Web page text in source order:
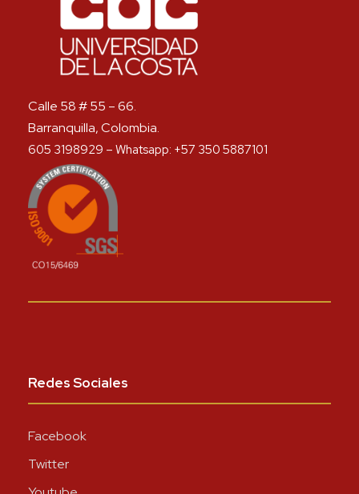
Calle 58 # 55 – 66.
Barranquilla, Colombia.
605 3198929 – Whatsapp: +57 350 5887101
Redes Sociales
Facebook
Twitter